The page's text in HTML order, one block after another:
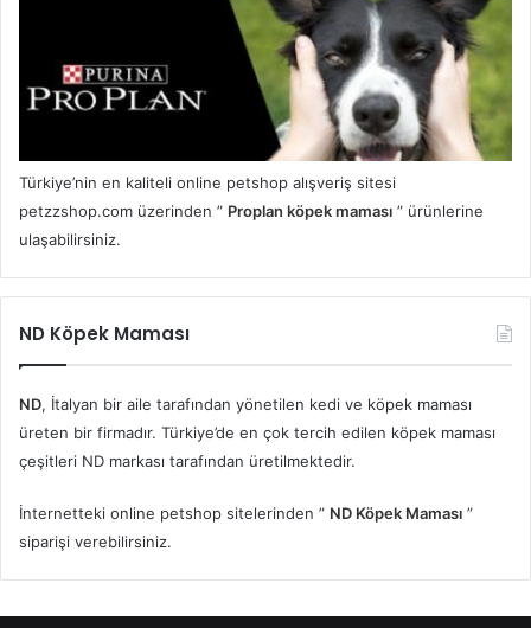
Türkiye’nin en kaliteli online petshop alışveriş sitesi
petzzshop.com üzerinden ” Proplan köpek maması ” ürünlerine
ulaşabilirsiniz.
ND Köpek Maması
ND, İtalyan bir aile tarafından yönetilen kedi ve köpek maması
üreten bir firmadır. Türkiye’de en çok tercih edilen köpek maması
çeşitleri ND markası tarafından üretilmektedir.
İnternetteki online petshop sitelerinden ” ND Köpek Maması ”
siparişi verebilirsiniz.